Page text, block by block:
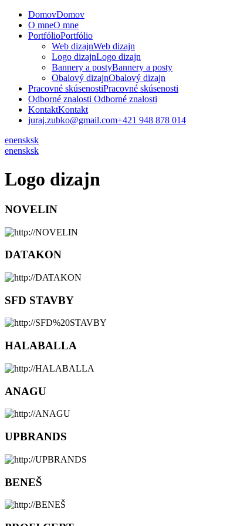
DomovDomov
O mneO mne
PortfólioPortfólio
Web dizajnWeb dizajn
Logo dizajnLogo dizajn
Bannery a postyBannery a posty
Obalový dizajnObalový dizajn
Pracovné skúsenostiPracovné skúsenosti
Odborné znalosti Odborné znalosti
KontaktKontakt
juraj.zubko@gmail.com+421 948 878 014
enensksk
enensksk
Logo dizajn
NOVELIN
DATAKON
SFD STAVBY
HALABALLA
ANAGU
UPBRANDS
BENEŠ